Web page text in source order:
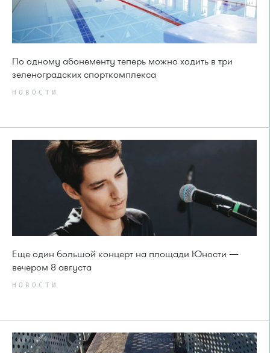
По одному абонементу теперь можно ходить в три
зеленоградских спорткомплекса
НОВОСТИ
Еще один большой концерт на площади Юности —
вечером 8 августа
НОВОСТИ